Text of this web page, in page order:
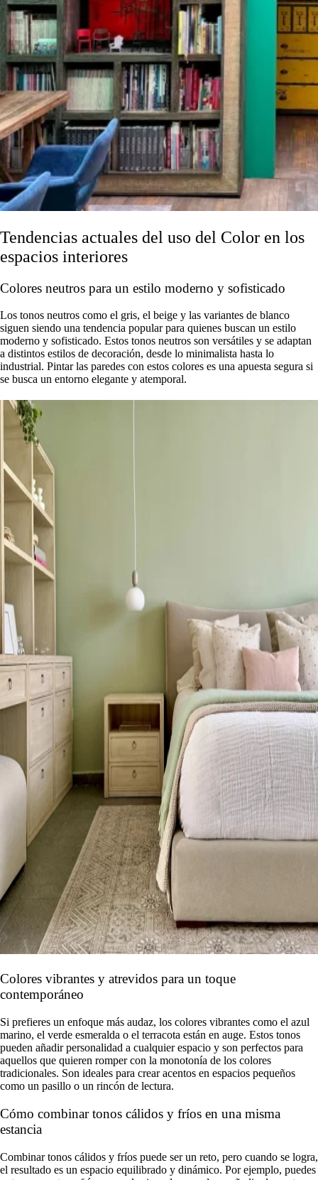
Tendencias actuales del uso del Color en los
espacios interiores
Colores neutros para un estilo moderno y sofisticado
Los tonos neutros como el gris, el beige y las variantes de blanco
siguen siendo una tendencia popular para quienes buscan un estilo
moderno y sofisticado. Estos tonos neutros son versátiles y se adaptan
a distintos estilos de decoración, desde lo minimalista hasta lo
industrial. Pintar las paredes con estos colores es una apuesta segura si
se busca un entorno elegante y atemporal.
Colores vibrantes y atrevidos para un toque
contemporáneo
Si prefieres un enfoque más audaz, los colores vibrantes como el azul
marino, el verde esmeralda o el terracota están en auge. Estos tonos
pueden añadir personalidad a cualquier espacio y son perfectos para
aquellos que quieren romper con la monotonía de los colores
tradicionales. Son ideales para crear acentos en espacios pequeños
como un pasillo o un rincón de lectura.
Cómo combinar tonos cálidos y fríos en una misma
estancia
Combinar tonos cálidos y fríos puede ser un reto, pero cuando se logra,
el resultado es un espacio equilibrado y dinámico. Por ejemplo, puedes